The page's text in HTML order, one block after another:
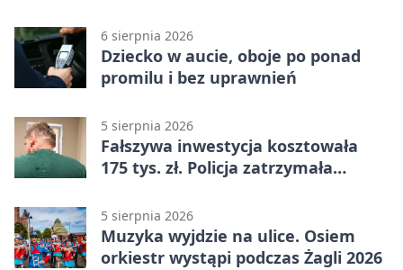
6 sierpnia 2026
Dziecko w aucie, oboje po ponad
promilu i bez uprawnień
5 sierpnia 2026
Fałszywa inwestycja kosztowała
175 tys. zł. Policja zatrzymała
5 sierpnia 2026
Muzyka wyjdzie na ulice. Osiem
orkiestr wystąpi podczas Żagli 2026